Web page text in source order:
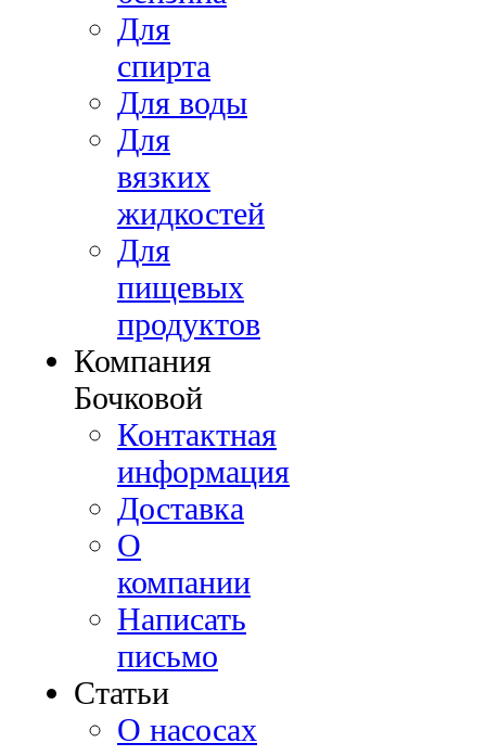
Для
спирта
Для воды
Для
вязких
жидкостей
Для
пищевых
продуктов
Компания
Бочковой
Контактная
информация
Доставка
О
компании
Написать
письмо
Cтатьи
О насосах